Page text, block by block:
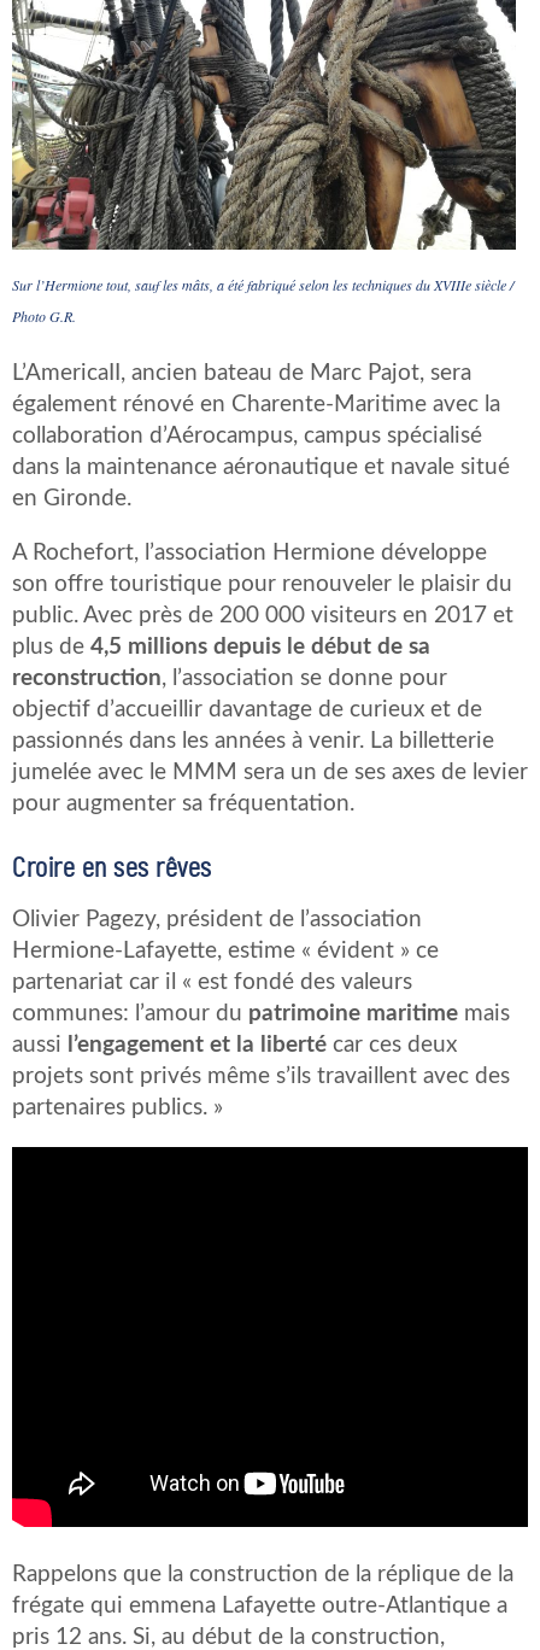
Sur l’Hermione tout, sauf les mâts, a été fabriqué selon les techniques du XVIIIe siècle /
Photo G.R.
L’AmericaII, ancien bateau de Marc Pajot, sera
également rénové en Charente-Maritime avec la
collaboration d’Aérocampus, campus spécialisé
dans la maintenance aéronautique et navale situé
en Gironde.
A Rochefort, l’association Hermione développe
son offre touristique pour renouveler le plaisir du
public. Avec près de 200 000 visiteurs en 2017 et
plus de 4,5 millions depuis le début de sa
reconstruction, l’association se donne pour
objectif d’accueillir davantage de curieux et de
passionnés dans les années à venir. La billetterie
jumelée avec le MMM sera un de ses axes de levier
pour augmenter sa fréquentation.
Croire en ses rêves
Olivier Pagezy, président de l’association
Hermione-Lafayette, estime « évident » ce
partenariat car il « est fondé des valeurs
communes: l’amour du patrimoine maritime mais
aussi
l’engagement et la liberté car ces deux
projets sont privés même s’ils travaillent avec des
partenaires publics. »
Rappelons que la construction de la réplique de la
frégate qui emmena Lafayette outre-Atlantique a
pris 12 ans. Si, au début de la construction,